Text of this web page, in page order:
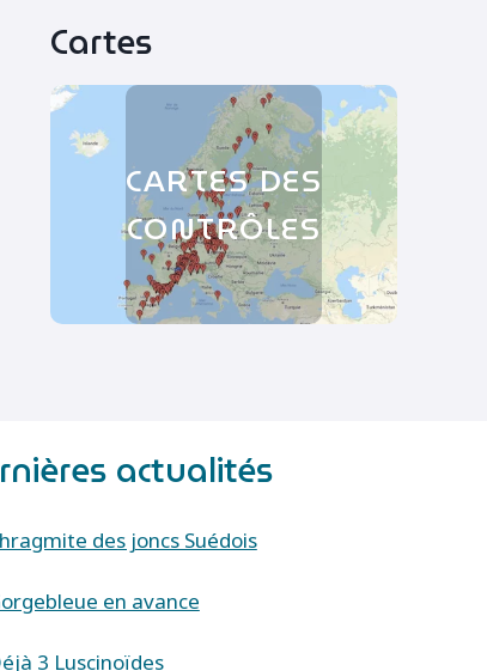
Cartes
CARTES DES
CONTRÔLES
actualités
des joncs Suédois
en avance
3 Luscinoïdes